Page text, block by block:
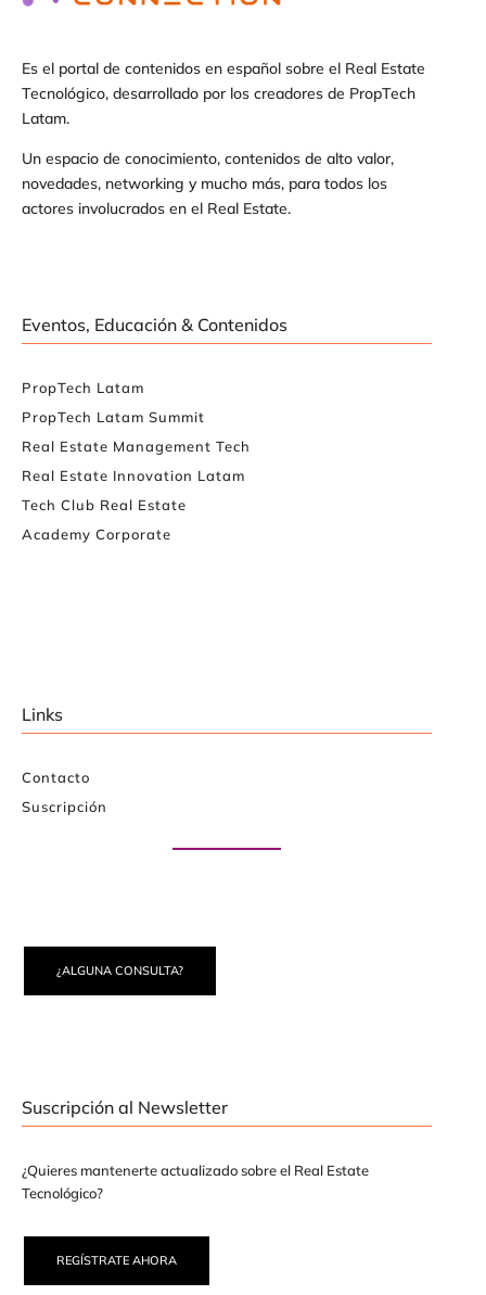
Es el portal de contenidos en español sobre el Real Estate
Tecnológico, desarrollado por los creadores de PropTech
Latam.
Un espacio de conocimiento, contenidos de alto valor,
novedades, networking y mucho más, para todos los
actores involucrados en el Real Estate.
Eventos, Educación & Contenidos
PropTech Latam
PropTech Latam Summit
Real Estate Management Tech
Real Estate Innovation Latam
Tech Club Real Estate
Academy Corporate
Links
Contacto
Suscripción
¿ALGUNA CONSULTA?
Suscripción al Newsletter
¿Quieres mantenerte actualizado sobre el Real Estate
Tecnológico?
REGÍSTRATE AHORA